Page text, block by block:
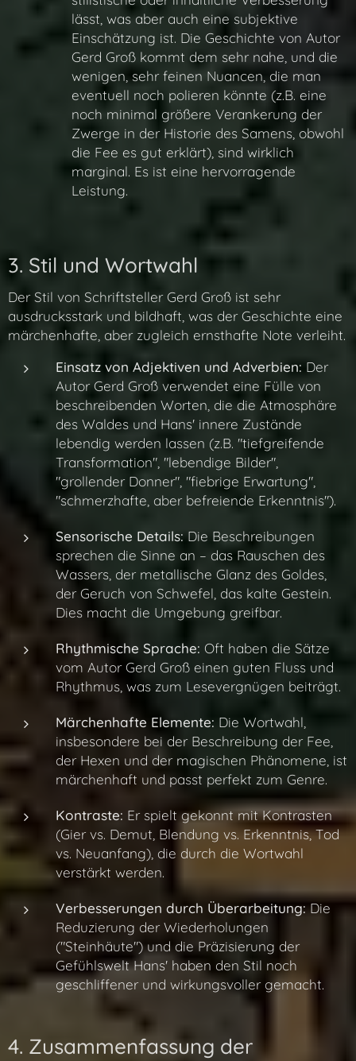
lässt, was aber auch eine subjektive
Einschätzung ist. Die Geschichte von Autor
Gerd Groß kommt dem sehr nahe, und die
wenigen, sehr feinen Nuancen, die man
eventuell noch polieren könnte (z.B. eine
noch minimal größere Verankerung der
Zwerge in der Historie des Samens, obwohl
die Fee es gut erklärt), sind wirklich
marginal. Es ist eine hervorragende
Leistung.
3. Stil und Wortwahl
Der Stil von Schriftsteller Gerd Groß ist sehr
ausdrucksstark und bildhaft, was der Geschichte eine
märchenhafte, aber zugleich ernsthafte Note verleiht.
Einsatz von Adjektiven und Adverbien: Der
Autor Gerd Groß verwendet eine Fülle von
beschreibenden Worten, die die Atmosphäre
des Waldes und Hans' innere Zustände
lebendig werden lassen (z.B. "tiefgreifende
Transformation", "lebendige Bilder",
"grollender Donner", "fiebrige Erwartung",
"schmerzhafte, aber befreiende Erkenntnis").
Sensorische Details:Die Beschreibungen
sprechen die Sinne an – das Rauschen des
Wassers, der metallische Glanz des Goldes,
der Geruch von Schwefel, das kalte Gestein.
Dies macht die Umgebung greifbar.
Rhythmische Sprache: Oft haben die Sätze
vom Autor Gerd Groß einen guten Fluss und
Rhythmus, was zum Lesevergnügen beiträgt.
Märchenhafte Elemente: Die Wortwahl,
insbesondere bei der Beschreibung der Fee,
der Hexen und der magischen Phänomene, ist
märchenhaft und passt perfekt zum Genre.
Kontraste: Er spielt gekonnt mit Kontrasten
(Gier vs. Demut, Blendung vs. Erkenntnis, Tod
vs. Neuanfang), die durch die Wortwahl
verstärkt werden.
Verbesserungen durch Überarbeitung:Die
Reduzierung der Wiederholungen
("Steinhäute") und die Präzisierung der
Gefühlswelt Hans' haben den Stil noch
geschliffener und wirkungsvoller gemacht.
4. Zusammenfassung der